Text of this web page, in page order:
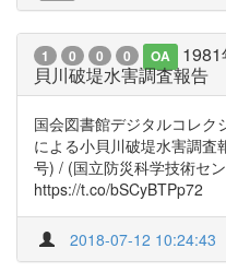
1 0 0 0 OA
貝川破堤水害調査報告
国会図書館デジタルコレ
による小貝川破堤水害調
号) / (国立防災科学技術セ
https://t.co/bSCyBTPp72
2018-07-12 10:24:43